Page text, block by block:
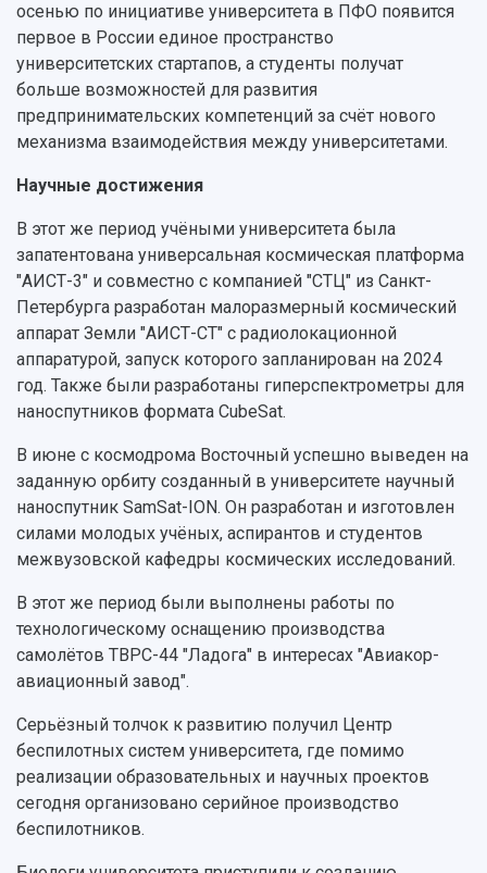
осенью по инициативе университета в ПФО появится
первое в России единое пространство
университетских стартапов, а студенты получат
больше возможностей для развития
предпринимательских компетенций за счёт нового
механизма взаимодействия между университетами.
Научные достижения
В этот же период учёными университета была
запатентована универсальная космическая платформа
"АИСТ-3" и совместно с компанией "СТЦ" из Санкт-
Петербурга разработан малоразмерный космический
аппарат Земли "АИСТ-СТ" с радиолокационной
аппаратурой, запуск которого запланирован на 2024
год. Также были разработаны гиперспектрометры для
наноспутников формата CubeSat.
В июне с космодрома Восточный успешно выведен на
заданную орбиту созданный в университете научный
наноспутник SamSat-ION. Он разработан и изготовлен
силами молодых учёных, аспирантов и студентов
межвузовской кафедры космических исследований.
В этот же период были выполнены работы по
технологическому оснащению производства
самолётов ТВРС-44 "Ладога" в интересах "Авиакор-
авиационный завод".
Серьёзный толчок к развитию получил Центр
беспилотных систем университета, где помимо
реализации образовательных и научных проектов
сегодня организовано серийное производство
беспилотников.